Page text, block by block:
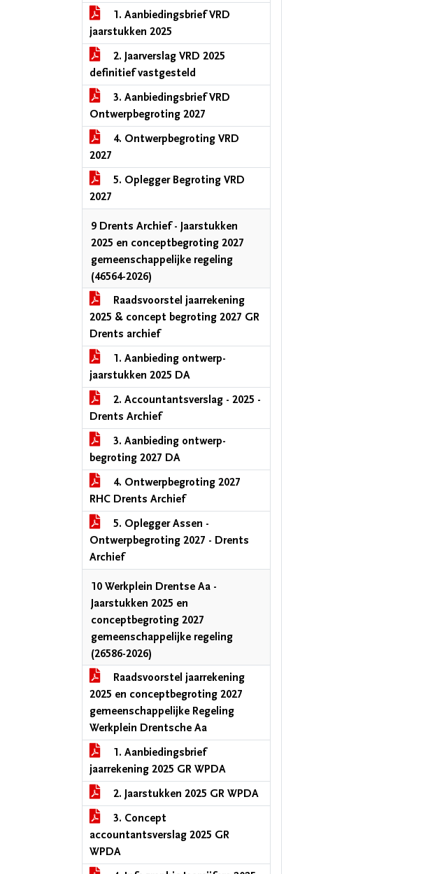
1. Aanbiedingsbrief VRD
jaarstukken 2025
2. Jaarverslag VRD 2025
definitief vastgesteld
3. Aanbiedingsbrief VRD
Ontwerpbegroting 2027
4. Ontwerpbegroting VRD
2027
5. Oplegger Begroting VRD
2027
9 Drents Archief - Jaarstukken
2025 en conceptbegroting 2027
gemeenschappelijke regeling
(46564-2026)
Raadsvoorstel jaarrekening
2025 & concept begroting 2027 GR
Drents archief
1. Aanbieding ontwerp-
jaarstukken 2025 DA
2. Accountantsverslag - 2025 -
Drents Archief
3. Aanbieding ontwerp-
begroting 2027 DA
4. Ontwerpbegroting 2027
RHC Drents Archief
5. Oplegger Assen -
Ontwerpbegroting 2027 - Drents
Archief
10 Werkplein Drentse Aa -
Jaarstukken 2025 en
conceptbegroting 2027
gemeenschappelijke regeling
(26586-2026)
Raadsvoorstel jaarrekening
2025 en conceptbegroting 2027
gemeenschappelijke Regeling
Werkplein Drentsche Aa
1. Aanbiedingsbrief
jaarrekening 2025 GR WPDA
2. Jaarstukken 2025 GR WPDA
3. Concept
accountantsverslag 2025 GR
WPDA